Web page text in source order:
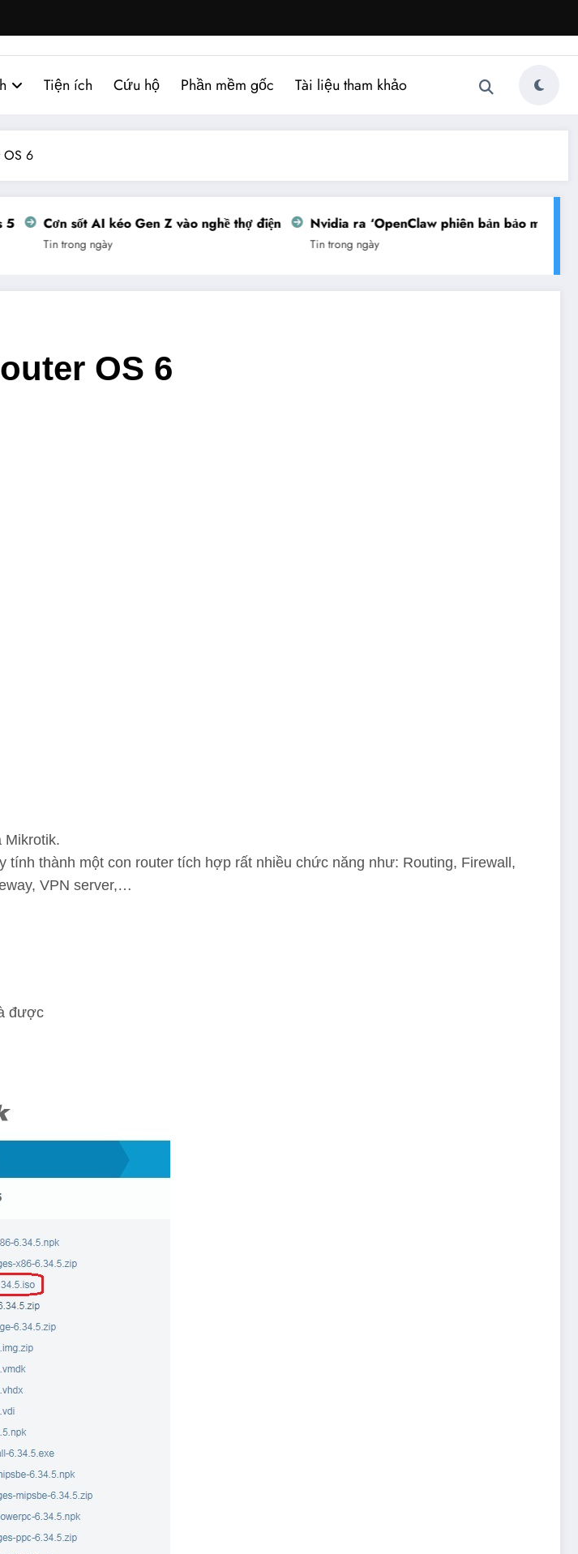
Tiện ích Cứu hộ Phần mềm gốc Tài liệu tham khảo
OS 6
Cơn sốt AI kéo Gen Z vào nghề thợ điện
Tin trong ngày
Nvidia ra ‘OpenClaw phiên bản bảo mật’
Tin trong ngày
OS 6
Mikrotik.
thành một con router tích hợp rất nhiều chức năng như: Routing, Firewall,
VPN server,…
được